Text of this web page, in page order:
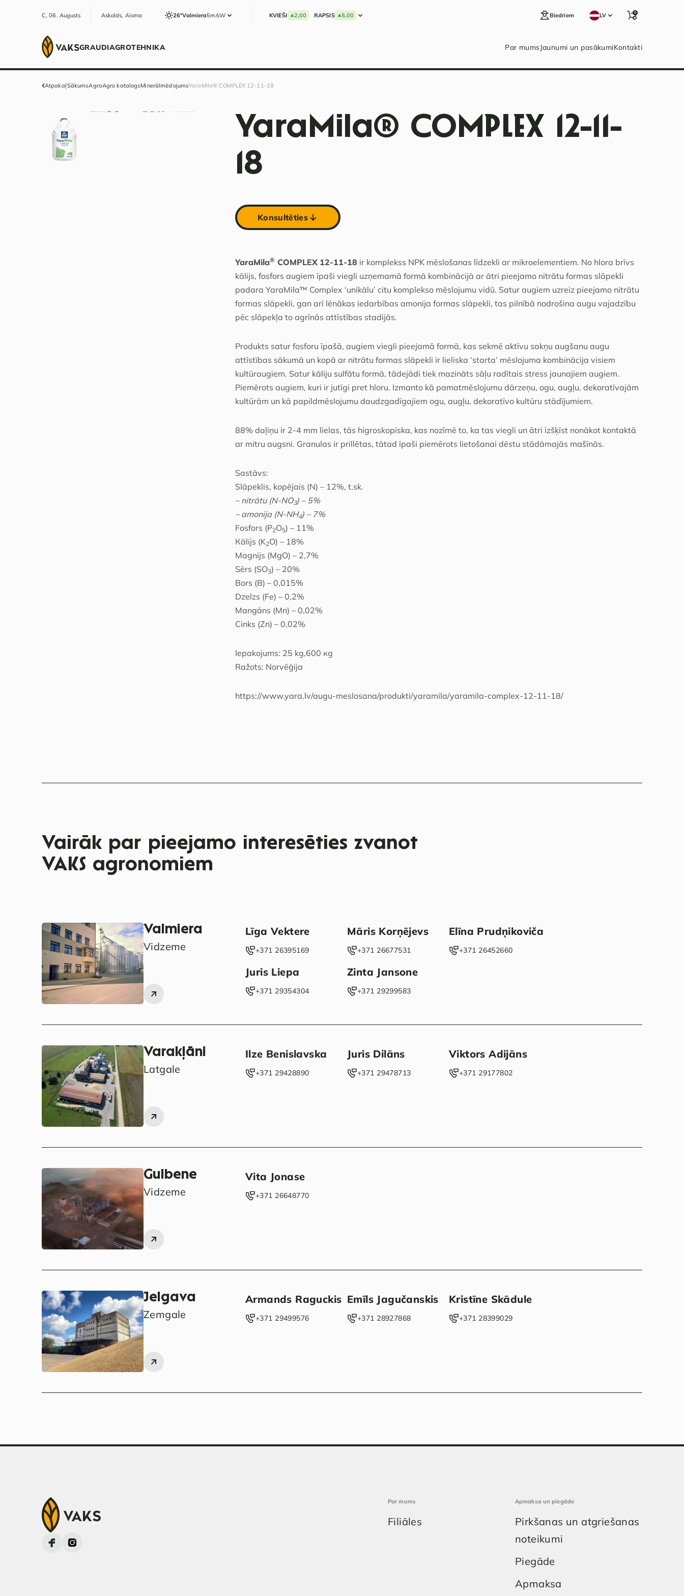
C, 06. Augusts Askolds, Aisma 26°Valmiera5m/sW KVIEŠI 2,00 RAPSIS 5,00 Biedriem LV 0
GRAUDIAGROTEHNIKA Par mumsJaunumi un pasākumiKontakti
AtpakaļSākumsAgroAgro katalogsMinerālmēslojumsYaraMila® COMPLEX 12-11-18
YaraMila® COMPLEX 12-11-
18
Konsultēties
YaraMila® COMPLEX 12-11-18 ir komplekss NPK mēslošanas līdzekli ar mikroelementiem. No hlora brīvs
kālijs, fosfors augiem īpaši viegli uzņemamā formā kombinācijā ar ātri pieejamo nitrātu formas slāpekli
padara YaraMila™ Complex ‘unikālu’ citu komplekso mēslojumu vidū. Satur augiem uzreiz pieejamo nitrātu
formas slāpekli, gan arī lēnākas iedarbības amonija formas slāpekli, tas pilnībā nodrošina augu vajadzību
pēc slāpekļa to agrīnās attīstības stadijās.
Produkts satur fosforu īpašā, augiem viegli pieejamā formā, kas sekmē aktīvu sakņu augšanu augu
attīstības sākumā un kopā ar nitrātu formas slāpekli ir lieliska ‘starta’ mēslojuma kombinācija visiem
kultūraugiem. Satur kāliju sulfātu formā, tādejādi tiek mazināts sāļu radītais stress jaunajiem augiem.
Piemērots augiem, kuri ir jutīgi pret hloru. Izmanto kā pamatmēslojumu dārzeņu, ogu, augļu, dekoratīvajām
kultūrām un kā papildmēslojumu daudzgadīgajiem ogu, augļu, dekoratīvo kultūru stādījumiem.
88% daļiņu ir 2-4 mm lielas, tās higroskopiska, kas nozīmē to, ka tas viegli un ātri izšķīst nonākot kontaktā
ar mitru augsni. Granulas ir prillētas, tātad īpaši piemērots lietošanai dēstu stādāmajās mašīnās.
Sastāvs:
Slāpeklis, kopējais (N) – 12%, t.sk.
– nitrātu (N-NO3) – 5%
– amonija (N-NH4) – 7%
Fosfors (P2O5) – 11%
Кālijs (K2O) – 18%
Маgnijs (MgO) – 2,7%
Sērs (SO3) – 20%
Bors (B) – 0,015%
Dzelzs (Fe) – 0,2%
Маngāns (Mn) – 0,02%
Cinks (Zn) – 0,02%
Iepakojums: 25 kg,600 кg
Ražots: Norvēģija
https://www.yara.lv/augu-meslosana/produkti/yaramila/yaramila-complex-12-11-18/
Vairāk par pieejamo interesēties zvanot
VAKS agronomiem
Valmiera
Vidzeme
Līga Vektere
‭+371 26395169‬
Māris Korņējevs
‭+371 26677531‬
Elīna Prudņikoviča
+371 26452660‬
Juris Liepa
‭+371 29354304‬
Zinta Jansone
+371 29299583
Varakļāni
Latgale
Ilze Benislavska
‭+371 29428890‬
Juris Dilāns
‭+371 29478713‬
Viktors Adijāns
‭+371 29177802‬
Gulbene
Vidzeme
Vita Jonase
‭+371 26648770‬
Jelgava
Zemgale
Armands Raguckis
‭+371 29499576‬
Emīls Jagučanskis
‭+371 28927868‬
Kristīne Skādule
‭+371 28399029‬
Par mums
Filiāles
Apmaksa un piegāde
Pirkšanas un atgriešanas
noteikumi
Piegāde
Apmaksa